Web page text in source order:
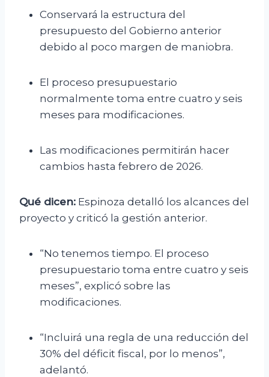
Conservará la estructura del
presupuesto del Gobierno anterior
debido al poco margen de maniobra.
El proceso presupuestario
normalmente toma entre cuatro y seis
meses para modificaciones.
Las modificaciones permitirán hacer
cambios hasta febrero de 2026.
Qué dicen: Espinoza detalló los alcances del
proyecto y criticó la gestión anterior.
“No tenemos tiempo. El proceso
presupuestario toma entre cuatro y seis
meses”, explicó sobre las
modificaciones.
“Incluirá una regla de una reducción del
30% del déficit fiscal, por lo menos”,
adelantó.